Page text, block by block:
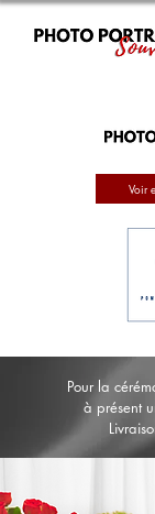
Voir
Pour la
à présent